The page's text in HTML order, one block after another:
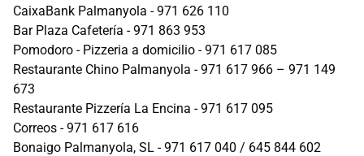
CaixaBank Palmanyola - 971 626 110
Bar Plaza Cafetería - 971 863 953
Pomodoro - Pizzeria a domicilio - 971 617 085
Restaurante Chino Palmanyola - 971 617 966 – 971 149
673
Restaurante Pizzería La Encina - 971 617 095
Correos - 971 617 616
Bonaigo Palmanyola, SL - 971 617 040 / 645 844 602